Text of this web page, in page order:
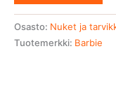
Osasto: Nuket ja
Tuotemerkki: Barbie